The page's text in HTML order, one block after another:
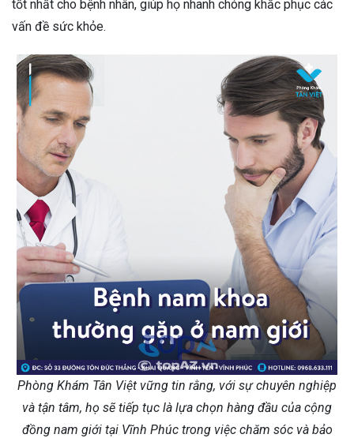
tốt nhất cho bệnh nhân, giúp họ nhanh chóng khắc phục các
vấn đề sức khỏe.
Phòng Khám Tân Việt vững tin rằng, với sự chuyên nghiệp
và tận tâm, họ sẽ tiếp tục là lựa chọn hàng đầu của cộng
đồng nam giới tại Vĩnh Phúc trong việc chăm sóc và bảo